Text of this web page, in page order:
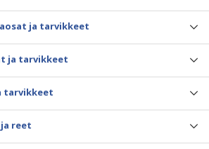
ja tarvikkeet
ja tarvikkeet
tarvikkeet
reet